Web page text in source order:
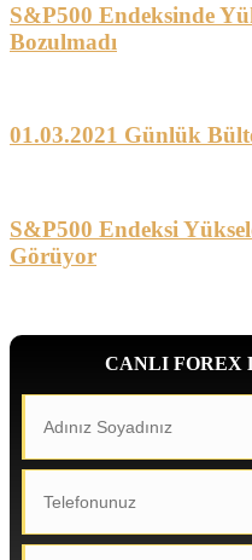
S&P500 Endeksinde
Bozulmadı
01.03.2021 Günlük
S&P500 Endeksi
Görüyor
CANLI FOREX